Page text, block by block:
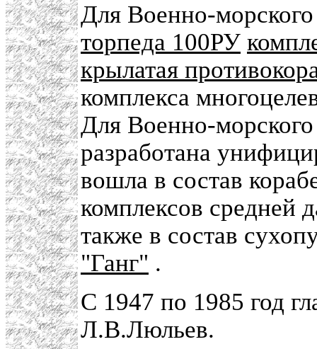
Для Военно-
торпеда 100РУ
крылатая
комплекса
Для Военно-
разработана
вошла в состав
комплексов средней
также в состав
"Ганг" .
С 1947 по 1985 год
Л.В.Люльев.